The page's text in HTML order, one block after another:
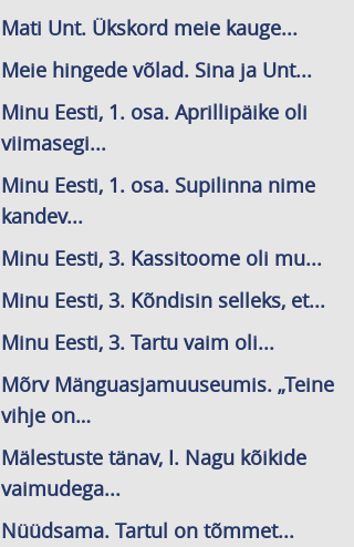
Mati Unt. Ükskord meie kauge...
Meie hingede võlad. Sina ja Unt...
Minu Eesti, 1. osa. Aprillipäike oli
viimasegi...
Minu Eesti, 1. osa. Supilinna nime
kandev...
Minu Eesti, 3. Kassitoome oli mu...
Minu Eesti, 3. Kõndisin selleks, et...
Minu Eesti, 3. Tartu vaim oli...
Mõrv Mänguasjamuuseumis. „Teine
vihje on…
Mälestuste tänav, I. Nagu kõikide
vaimudega...
Nüüdsama. Tartul on tõmmet...